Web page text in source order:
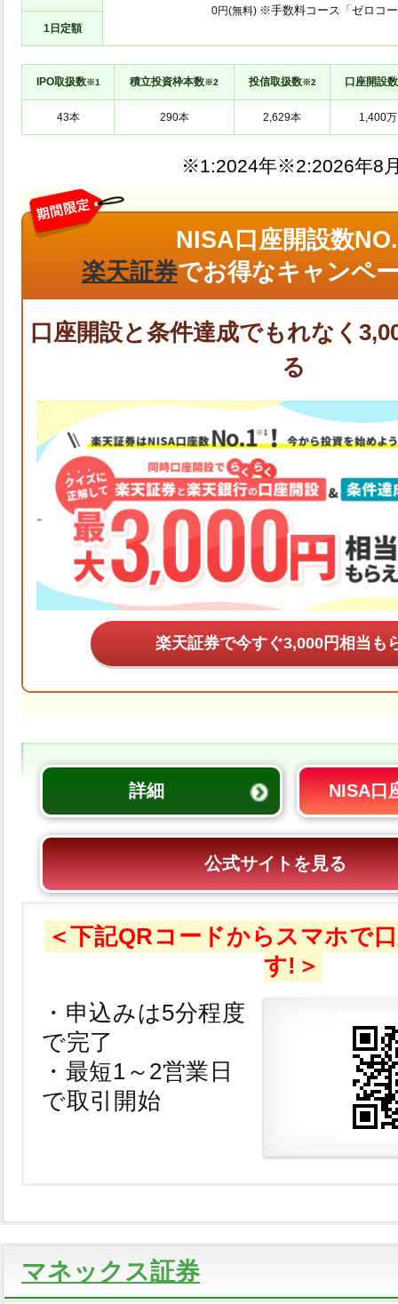
0円(無料) ※手数料コース「ゼロコ
1日定額
IPO取扱数※1 積立投資枠本数※2 投信取扱数※2 口座開設数
※1: ※2:
NISA口座開設数
楽天証券でお得なキャンペ
楽天証券で今すぐ も
詳細 NISA口
公式サイトを見る
＜下記QRコードからスマホで
す!＞
・申込みは5分程度
で完了
・最短1～2営業日
で取引開始
マネックス証券